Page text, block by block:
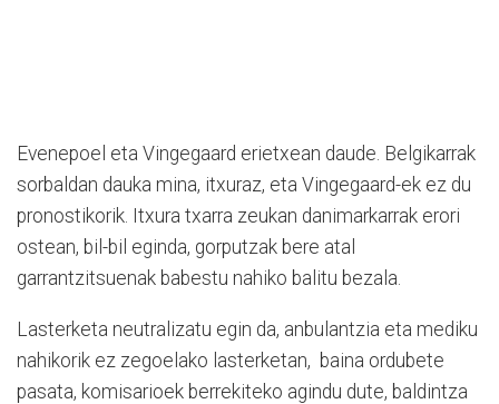
Evenepoel eta Vingegaard erietxean daude. Belgikarrak
sorbaldan dauka mina, itxuraz, eta Vingegaard-ek ez du
pronostikorik. Itxura txarra zeukan danimarkarrak erori
ostean, bil-bil eginda, gorputzak bere atal
garrantzitsuenak babestu nahiko balitu bezala.
Lasterketa neutralizatu egin da, anbulantzia eta mediku
nahikorik ez zegoelako lasterketan, baina ordubete
pasata, komisarioek berrekiteko agindu dute, baldintza